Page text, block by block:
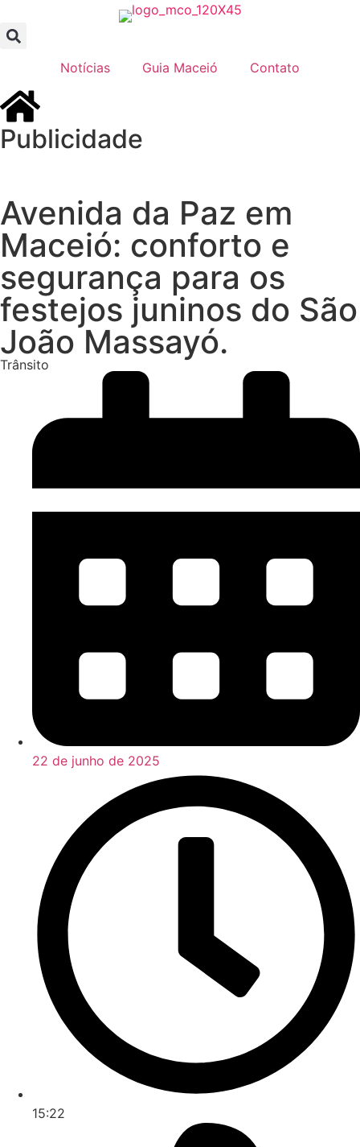
Notícias Guia Maceió Contato
Publicidade
Avenida da Paz em
Maceió: conforto e
segurança para os
festejos juninos do São
João Massayó.
Trânsito
22 de junho de 2025
15:22